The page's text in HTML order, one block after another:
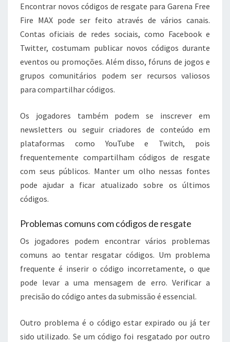
Encontrar novos códigos de resgate para Garena Free
Fire MAX pode ser feito através de vários canais.
Contas oficiais de redes sociais, como Facebook e
Twitter, costumam publicar novos códigos durante
eventos ou promoções. Além disso, fóruns de jogos e
grupos comunitários podem ser recursos valiosos
para compartilhar códigos.
Os jogadores também podem se inscrever em
newsletters ou seguir criadores de conteúdo em
plataformas como YouTube e Twitch, pois
frequentemente compartilham códigos de resgate
com seus públicos. Manter um olho nessas fontes
pode ajudar a ficar atualizado sobre os últimos
códigos.
Problemas comuns com códigos de resgate
Os jogadores podem encontrar vários problemas
comuns ao tentar resgatar códigos. Um problema
frequente é inserir o código incorretamente, o que
pode levar a uma mensagem de erro. Verificar a
precisão do código antes da submissão é essencial.
Outro problema é o código estar expirado ou já ter
sido utilizado. Se um código foi resgatado por outro